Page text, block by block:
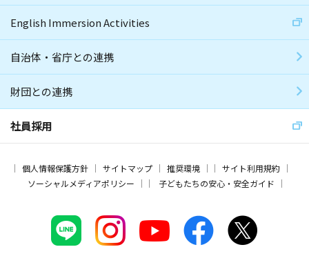
English Immersion Activities
自治体・省庁との連携
財団との連携
社員採用
個人情報保護方針 サイトマップ 推奨環境
サイト利用規約
ソーシャルメディアポリシー
子どもたちの安心・安全ガイド